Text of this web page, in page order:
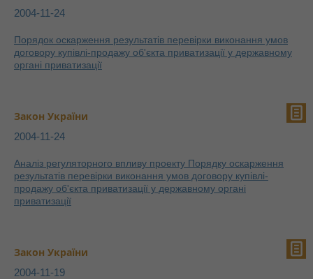
2004-11-24
Порядок оскарження результатів перевірки виконання умов
договору купівлі-продажу об'єкта приватизації у державному
органі приватизації
Закон України
2004-11-24
Аналіз регуляторного впливу проекту Порядку оскарження
результатів перевірки виконання умов договору купівлі-
продажу об'єкта приватизації у державному органі
приватизації
Закон України
2004-11-19